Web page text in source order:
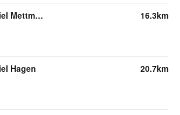
duo schreib & spiel Mettmann 16.3km
Hagen 20.7km